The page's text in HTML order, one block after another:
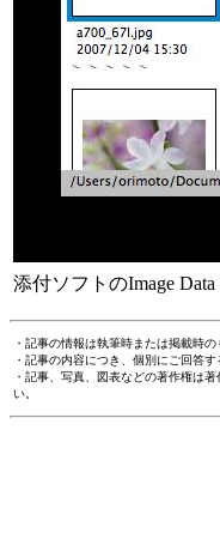
添付ソフトのImage
・記事の情報は執筆時または掲載時
・記事の内容につき、個別にご回答す
・記事、写真、図表などの著作権は
い。